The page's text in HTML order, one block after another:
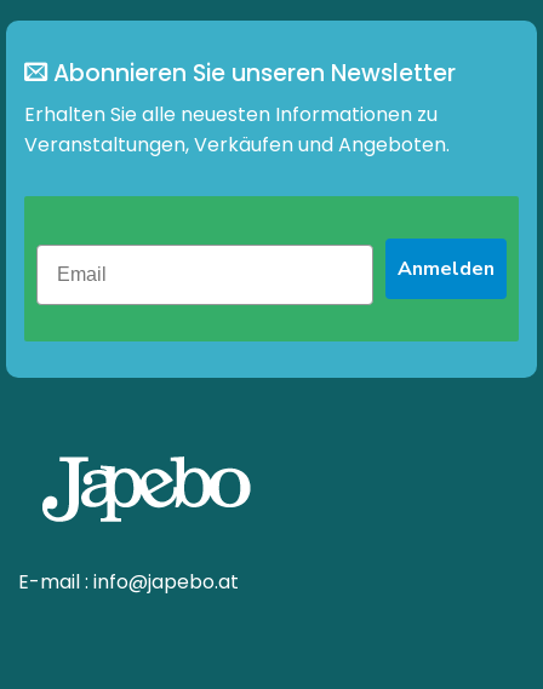
Abonnieren Sie unseren Newsletter
Erhalten Sie alle neuesten Informationen zu
Veranstaltungen, Verkäufen und Angeboten.
Anmelden
E-mail : info@japebo.at